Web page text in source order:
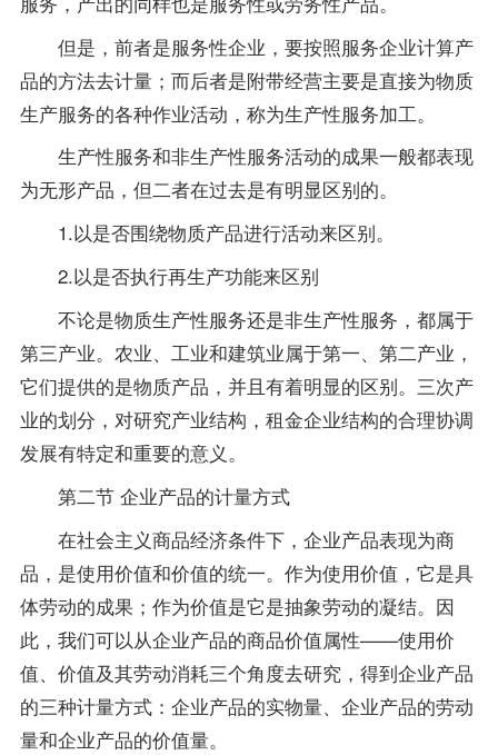
但是，前者是服务性企业，要按照服务企业计算产
品的方法去计量；而后者是附带经营主要是直接为物质
生产服务的各种作业活动，称为生产性服务加工。
生产性服务和非生产性服务活动的成果一般都表现
为无形产品，但二者在过去是有明显区别的。
1.以是否围绕物质产品进行活动来区别。
2.以是否执行再生产功能来区别
不论是物质生产性服务还是非生产性服务，都属于
第三产业。农业、工业和建筑业属于第一、第二产业，
它们提供的是物质产品，并且有着明显的区别。三次产
业的划分，对研究产业结构，租金企业结构的合理协调
发展有特定和重要的意义。
第二节 企业产品的计量方式
在社会主义商品经济条件下，企业产品表现为商
品，是使用价值和价值的统一。作为使用价值，它是具
体劳动的成果；作为价值是它是抽象劳动的凝结。因
此，我们可以从企业产品的商品价值属性——使用价
值、价值及其劳动消耗三个角度去研究，得到企业产品
的三种计量方式：企业产品的实物量、企业产品的劳动
量和企业产品的价值量。